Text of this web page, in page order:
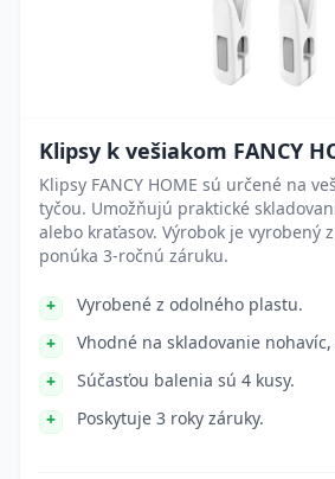
Klipsy k vešiakom FANCY
Klipsy FANCY HOME sú určené na
tyčou. Umožňujú praktické
alebo kraťasov. Výrobok je vyrobený
ponúka 3-ročnú záruku.
Vyrobené z odolného plastu.
Vhodné na skladovanie
Súčasťou balenia sú 4 kusy.
Poskytuje 3 roky záruky.